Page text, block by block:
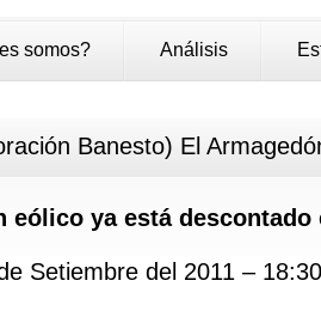
somos? Análisis
Banesto) El
eólico ya está descontado
Setiembre del 2011 –